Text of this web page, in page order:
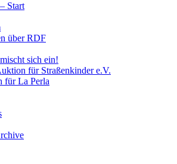
Start
über RDF
sich ein!
für Straßenkinder e.V.
für La Perla